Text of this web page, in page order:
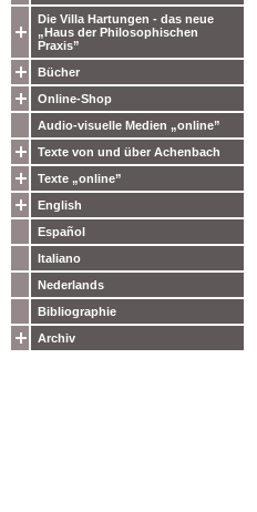
Die Villa Hartungen - das neue
„Haus der Philosophischen
Praxis”
Bücher
Online-Shop
Audio-visuelle Medien „online”
Texte von und über Achenbach
Texte „online”
English
Español
Italiano
Nederlands
Bibliographie
Archiv